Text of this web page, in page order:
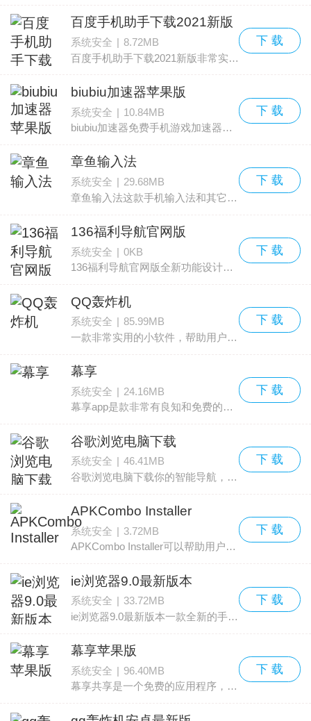
百度手机助手下载2021新版
系统安全 | 8.72MB
百度手机助手下载2021新版非常实用的手机软件下载工具，内容极其的丰富，而且包含的巨多的软件资源都是免费的，高速的下载教程非常的简单，直接点击下载即可，非常的方便、快速，所以有
下 载
biubiu加速器苹果版
系统安全 | 10.84MB
biubiu加速器免费手机游戏加速器软件，目前只支持android平台，王者荣耀、激战等超热门游戏加速服务，同时游戏平台资源下载，使游戏体验更加快捷和耳目一新，有相关游戏加速需求的朋
下 载
章鱼输入法
系统安全 | 29.68MB
章鱼输入法这款手机输入法和其它的输入法相比有自己的特点，像双行候选和私密词条等等，输入面板左边没有其他按钮，所以字母按钮看起来比较大，相信有些朋友会喜欢。
下 载
136福利导航官网版
系统安全 | 0KB
136福利导航官网版全新功能设计的导航系统，软件的操作以及的信息资源内容十分的丰富，关键是都是热门的，使用起来还是非常的方便、快捷，出行都用这款软件，小孩都能快速回到家哦！
下 载
QQ轰炸机
系统安全 | 85.99MB
一款非常实用的小软件，帮助用户有良好的使用体验，互动怼人表白这里什么都有。软件虽小功能强大，操作简单内容丰富，安全绿色，快速高效。感兴趣的用户快快来求知网下载吧！
下 载
幕享
系统安全 | 24.16MB
幕享app是款非常有良知和免费的无线投影软件，软件同时支持iOS和android系统设备，屏幕质量高清，播放流畅无延迟，最特别的一点是它还支持语音，简直是手机游戏直播玩家的福音，感兴趣
下 载
谷歌浏览电脑下载
系统安全 | 46.41MB
谷歌浏览电脑下载你的智能导航，超级实用功能强大只为给你最优质的体验。谷歌浏览电脑下载智能导航推荐，让你不用为了找东西而烦恼，一键搜索快速出答案，轻松搞定帮你解决许多难题
下 载
APKCombo Installer
系统安全 | 3.72MB
APKCombo Installer可以帮助用户安装特殊格式的软件文件，无需额外操作只需一键就能将文件安装到您的手机中， .obb, .zip, .xapk, .apkm, .apks类型都支持，快来下载试试吧！
下 载
ie浏览器9.0最新版本
系统安全
33.72MB
ie浏览器9.0最新版本一款全新的手机浏览器装备，让你更好的搜索到你喜欢的各种的最新资讯，满足你的所有搜索要求，更好的感受搜索软件的强大使用体验，软件还更新的最新的版本，感兴
下 载
幕享苹果版
系统安全 | 96.40MB
幕享共享是一个免费的应用程序，专注于平台和智能设备之间的无线屏幕投影。它的主要功能是将苹果iOS设备的屏幕投影转移到电脑和其他智能移动设备的屏幕上。它还支持电脑与iPh
下 载